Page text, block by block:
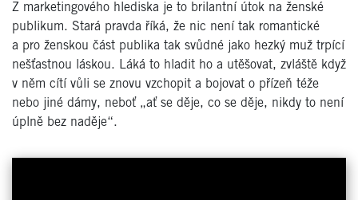
Z marketingového hlediska je to brilantní útok na ženské
publikum. Stará pravda říká, že nic není tak romantické
a pro ženskou část publika tak svůdné jako hezký muž trpící
nešťastnou láskou. Láká to hladit ho a utěšovat, zvláště když
v něm cítí vůli se znovu vzchopit a bojovat o přízeň téže
nebo jiné dámy, neboť „ať se děje, co se děje, nikdy to není
úplně bez naděje“.